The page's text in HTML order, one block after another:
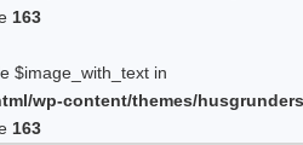
163
$image_with_text in
wp-content/themes/
163